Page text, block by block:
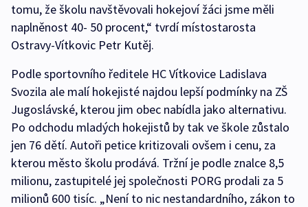
tomu, že školu navštěvovali hokejoví žáci jsme měli
naplněnost 40- 50 procent,“ tvrdí místostarosta
Ostravy-Vítkovic Petr Kutěj.
Podle sportovního ředitele HC Vítkovice Ladislava
Svozila ale malí hokejisté najdou lepší podmínky na ZŠ
Jugoslávské, kterou jim obec nabídla jako alternativu.
Po odchodu mladých hokejistů by tak ve škole zůstalo
jen 76 dětí. Autoři petice kritizovali ovšem i cenu, za
kterou město školu prodává. Tržní je podle znalce 8,5
milionu, zastupitelé jej společnosti PORG prodali za 5
milionů 600 tisíc. „Není to nic nestandardního, zákon to